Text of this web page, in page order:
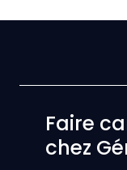
Faire
chez